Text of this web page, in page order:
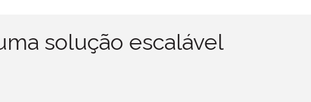
solução escalável